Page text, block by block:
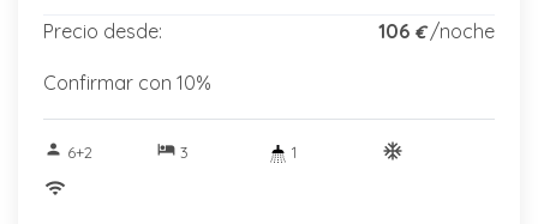
Precio desde: 106 €/noche
Confirmar con 10%
person 6+2 hotel3 1
ac_unitif
wifi